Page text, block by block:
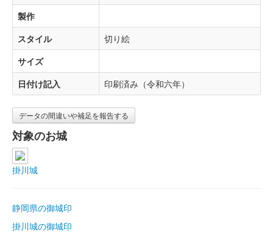
製作
スタイル
切り絵
サイズ
日付け記入
印刷済み（令和六年）
データの間違いや補足を報告する
対象のお城
掛川城
静岡県の御城印
掛川城の御城印